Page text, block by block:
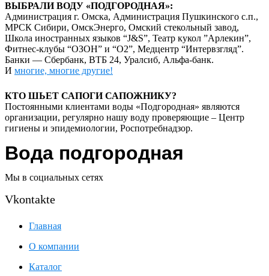
ВЫБРАЛИ ВОДУ «ПОДГОРОДНАЯ»:
Администрация г. Омска, Администрация Пушкинского с.п.,
МРСК Сибири, ОмскЭнерго, Омский стекольный завод,
Школа иностранных языков “J&S”, Театр кукол ”Арлекин”,
Фитнес-клубы “ОЗОН” и “О2”, Медцентр “Интервзгляд”.
Банки — Сбербанк, ВТБ 24, Уралсиб, Альфа-банк.
И многие, многие другие!
КТО ШЬЕТ САПОГИ САПОЖНИКУ?
Постоянными клиентами воды «Подгородная» являются
организации, регулярно нашу воду проверяющие – Центр
гигиены и эпидемиологии, Роспотребнадзор.
Вода подгородная
Мы в социальных сетях
Vkontakte
Главная
О компании
Каталог